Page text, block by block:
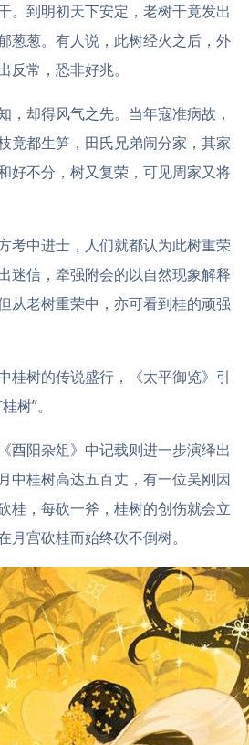
。到明初天下安定，老树干竟发出
葱葱。有人说，此树经火之后，外
反常，恐非好兆。
，却得风气之先。当年寇准病故，
竟都生笋，田氏兄弟闹分家，其家
好不分，树又复荣，可见周家又将
考中进士，人们就都认为此树重荣
迷信，牵强附会的以自然现象解释
从老树重荣中，亦可看到桂的顽强
桂树的传说盛行，《太平御览》引
树”。
酉阳杂俎》中记载则进一步演绎出
中桂树高达五百丈，有一位吴刚因
桂，每砍一斧，桂树的创伤就会立
月宫砍桂而始终砍不倒树。